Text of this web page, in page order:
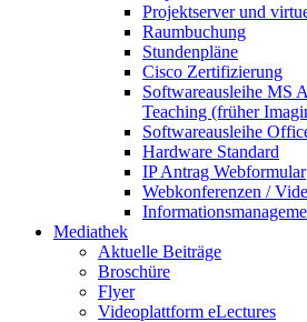
Projektserver und
Raumbuchung
Stundenpläne
Cisco Zertifizierung
Softwareausleihe MS
Teaching (früher
Softwareausleihe
Hardware Standard
IP Antrag Webformular
Webkonferenzen /
Mediathek
Aktuelle Beiträge
Broschüre
Flyer
Videoplattform eLectures